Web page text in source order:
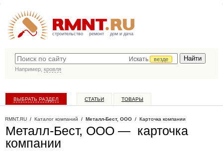
строительство ремонт дом и дача
Искать
везде
Например, кровля
ВЫБРАТЬ РАЗДЕЛ СТАТЬИ ТОВАРЫ
RMNT.RU / Каталог компаний / Металл-Бест, ООО / Карточка компании
Металл-Бест, ООО — карточка
компании